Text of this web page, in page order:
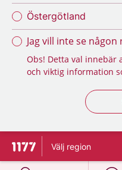
Östergötland
Jag vill inte se
Obs! Detta val
och viktig information
Till startsidan för 1177
Välj region
på 1177.se